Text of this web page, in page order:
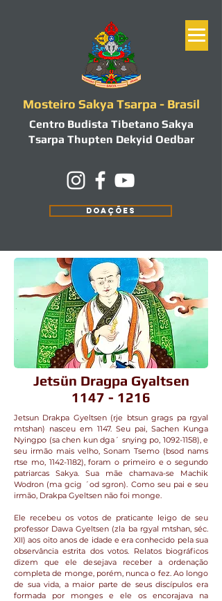
Mosteiro Sakya Tsarpa - Brasil
DOAÇÕES
Centro Budista Tibetano Sakya
Tsarpa Thupten Dekyid Oedbar
Jetsün Dragpa Gyaltsen
1147 - 1216
Jetsun Drakpa Gyeltsen (rje btsun grags pa rgyal
mtshan) nasceu em 1147. Seu pai, Sachen Kunga
Nyingpo (sa chen kun dga´ snying po, 1092-1158), e
seu irmão mais velho, Sonam Tsemo (bsod nams
rtse mo, 1142-1182), foram o primeiro e o segundo
patriarcas Sakya. Sua mãe chamava-se Machik
Wodron (ma gcig ´od sgron). Como seu pai e seu
irmão, Drakpa Gyeltsen não foi monge.
Ele recebeu os votos de praticante leigo de seu
professor Dawa Gyeltsen (zla ba rgyal mtshan, séc.
XII) aos oito anos de idade e era conhecido pela sua
observância estrita dos votos. Relatos biográficos
dizem que ele desejava receber a ordenação
completa de monge, porém, nunca o fez. Ao longo
de sua vida, a maior parte de seus discípulos era
formada por monges e ele os encorajava na